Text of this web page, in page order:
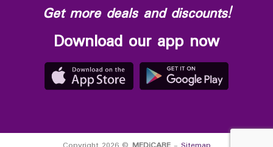
Get more deals and discounts!
Download our app now